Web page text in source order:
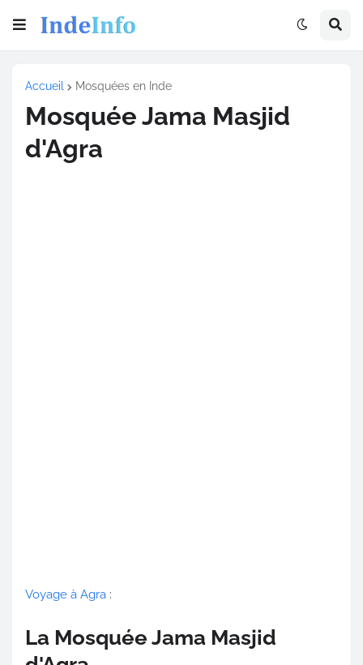
Accueil Mosquées en Inde
Mosquée Jama Masjid
d'Agra
Voyage à Agra :
La Mosquée Jama Masjid